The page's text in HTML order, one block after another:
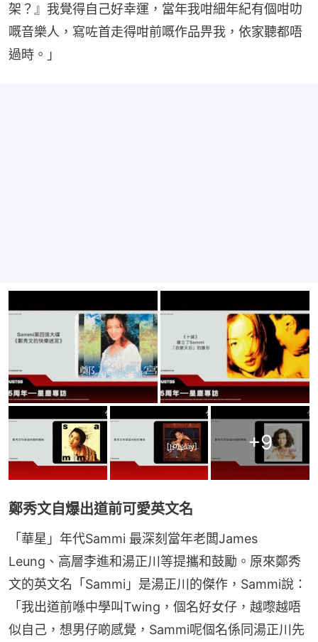
架？』我覺得自己好幸運，當年我咁細年紀有個咁叻
嘅音樂人，寫咗首走得咁前嘅作品畀我，依家聽都唔
過時。」
+9
鄭秀文自爆出道前可愛英文名
「華星」年代Sammi 最深刻當年老闆James
Leung、高層李進和湯正川等提攜和鼓勵。原來鄭秀
文的英文名「Sammi」是湯正川的傑作，Sammi說：
「我出道前喺中學叫Twing，個名好女仔，越嚟越唔
似自己，想男仔啲感覺，Sammi呢個名係同湯正川先